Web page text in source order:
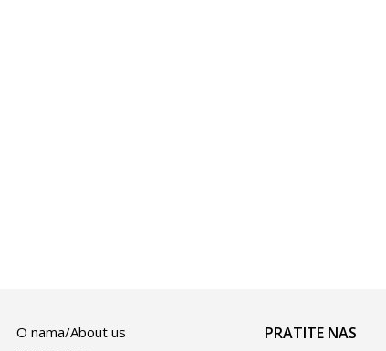
O nama/About us
PRATITE NAS